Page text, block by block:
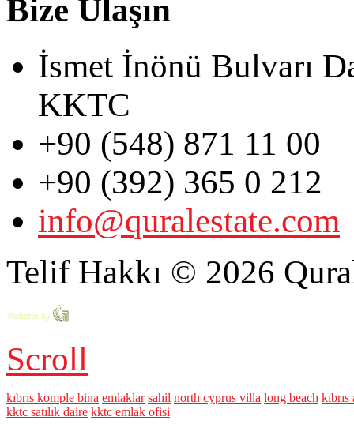
Bize Ulaşın
İsmet İnönü Bulvarı
KKTC
+90 (548) 871 11 00
+90 (392) 365 0 212
info@quralestate.com
Telif Hakkı © 2026
Scroll
kıbrıs komple bina emlaklar sahil north cyprus villa long beach
kktc satılık daire kktc emlak ofisi